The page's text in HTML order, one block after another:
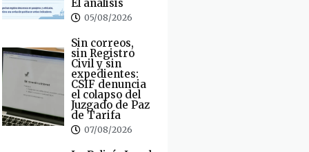
El análisis
05/08/2026
Sin correos,
sin Registro
Civil y sin
expedientes:
CSIF denuncia
el colapso del
Juzgado de Paz
de Tarifa
07/08/2026